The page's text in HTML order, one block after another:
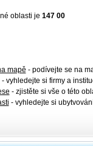
oblasti je 147 00
mapě - podívejte se na
- vyhledejte si firmy a
- zjistěte si vše o této
- vyhledejte si